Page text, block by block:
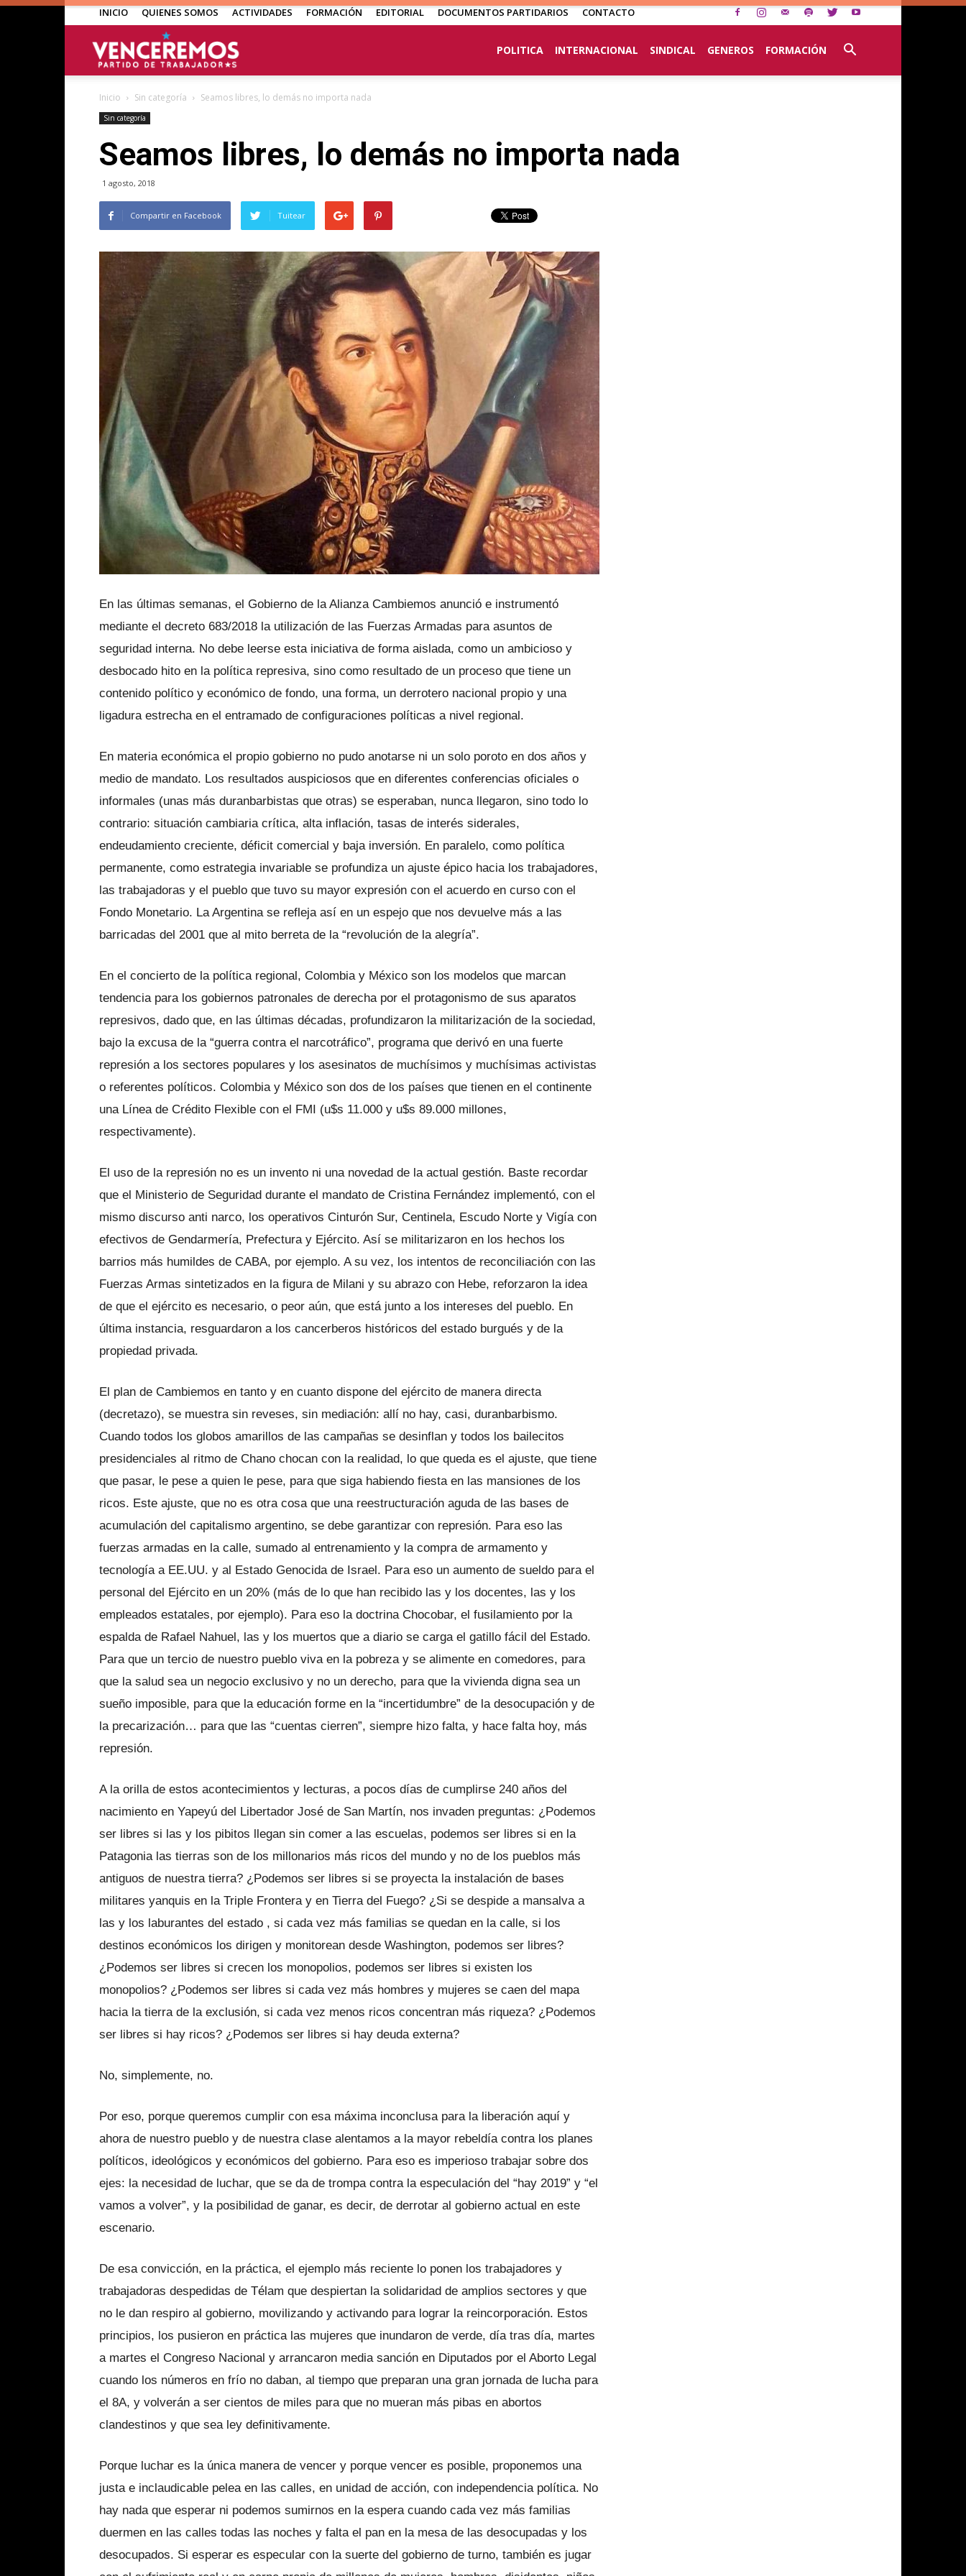
INICIO QUIENES SOMOS ACTIVIDADES FORMACIÓN EDITORIAL DOCUMENTOS PARTIDARIOS CONTACTO
POLITICA INTERNACIONAL SINDICAL GENEROS FORMACIÓN
Inicio Sin categoría Seamos libres, lo demás no importa nada
Sin categoría
Seamos libres, lo demás no importa nada
1 agosto, 2018
Compartir en Facebook Tuitear
En las últimas semanas, el Gobierno de la Alianza Cambiemos anunció e instrumentó
mediante el decreto 683/2018 la utilización de las Fuerzas Armadas para asuntos de
seguridad interna. No debe leerse esta iniciativa de forma aislada, como un ambicioso y
desbocado hito en la política represiva, sino como resultado de un proceso que tiene un
contenido político y económico de fondo, una forma, un derrotero nacional propio y una
ligadura estrecha en el entramado de configuraciones políticas a nivel regional.
En materia económica el propio gobierno no pudo anotarse ni un solo poroto en dos años y
medio de mandato. Los resultados auspiciosos que en diferentes conferencias oficiales o
informales (unas más duranbarbistas que otras) se esperaban, nunca llegaron, sino todo lo
contrario: situación cambiaria crítica, alta inflación, tasas de interés siderales,
endeudamiento creciente, déficit comercial y baja inversión. En paralelo, como política
permanente, como estrategia invariable se profundiza un ajuste épico hacia los trabajadores,
las trabajadoras y el pueblo que tuvo su mayor expresión con el acuerdo en curso con el
Fondo Monetario. La Argentina se refleja así en un espejo que nos devuelve más a las
barricadas del 2001 que al mito berreta de la “revolución de la alegría”.
En el concierto de la política regional, Colombia y México son los modelos que marcan
tendencia para los gobiernos patronales de derecha por el protagonismo de sus aparatos
represivos, dado que, en las últimas décadas, profundizaron la militarización de la sociedad,
bajo la excusa de la “guerra contra el narcotráfico”, programa que derivó en una fuerte
represión a los sectores populares y los asesinatos de muchísimos y muchísimas activistas
o referentes políticos. Colombia y México son dos de los países que tienen en el continente
una Línea de Crédito Flexible con el FMI (u$s 11.000 y u$s 89.000 millones,
respectivamente).
El uso de la represión no es un invento ni una novedad de la actual gestión. Baste recordar
que el Ministerio de Seguridad durante el mandato de Cristina Fernández implementó, con el
mismo discurso anti narco, los operativos Cinturón Sur, Centinela, Escudo Norte y Vigía con
efectivos de Gendarmería, Prefectura y Ejército. Así se militarizaron en los hechos los
barrios más humildes de CABA, por ejemplo. A su vez, los intentos de reconciliación con las
Fuerzas Armas sintetizados en la figura de Milani y su abrazo con Hebe, reforzaron la idea
de que el ejército es necesario, o peor aún, que está junto a los intereses del pueblo. En
última instancia, resguardaron a los cancerberos históricos del estado burgués y de la
propiedad privada.
El plan de Cambiemos en tanto y en cuanto dispone del ejército de manera directa
(decretazo), se muestra sin reveses, sin mediación: allí no hay, casi, duranbarbismo.
Cuando todos los globos amarillos de las campañas se desinflan y todos los bailecitos
presidenciales al ritmo de Chano chocan con la realidad, lo que queda es el ajuste, que tiene
que pasar, le pese a quien le pese, para que siga habiendo fiesta en las mansiones de los
ricos. Este ajuste, que no es otra cosa que una reestructuración aguda de las bases de
acumulación del capitalismo argentino, se debe garantizar con represión. Para eso las
fuerzas armadas en la calle, sumado al entrenamiento y la compra de armamento y
tecnología a EE.UU. y al Estado Genocida de Israel. Para eso un aumento de sueldo para el
personal del Ejército en un 20% (más de lo que han recibido las y los docentes, las y los
empleados estatales, por ejemplo). Para eso la doctrina Chocobar, el fusilamiento por la
espalda de Rafael Nahuel, las y los muertos que a diario se carga el gatillo fácil del Estado.
Para que un tercio de nuestro pueblo viva en la pobreza y se alimente en comedores, para
que la salud sea un negocio exclusivo y no un derecho, para que la vivienda digna sea un
sueño imposible, para que la educación forme en la “incertidumbre” de la desocupación y de
la precarización… para que las “cuentas cierren”, siempre hizo falta, y hace falta hoy, más
represión.
A la orilla de estos acontecimientos y lecturas, a pocos días de cumplirse 240 años del
nacimiento en Yapeyú del Libertador José de San Martín, nos invaden preguntas: ¿Podemos
ser libres si las y los pibitos llegan sin comer a las escuelas, podemos ser libres si en la
Patagonia las tierras son de los millonarios más ricos del mundo y no de los pueblos más
antiguos de nuestra tierra? ¿Podemos ser libres si se proyecta la instalación de bases
militares yanquis en la Triple Frontera y en Tierra del Fuego? ¿Si se despide a mansalva a
las y los laburantes del estado , si cada vez más familias se quedan en la calle, si los
destinos económicos los dirigen y monitorean desde Washington, podemos ser libres?
¿Podemos ser libres si crecen los monopolios, podemos ser libres si existen los
monopolios? ¿Podemos ser libres si cada vez más hombres y mujeres se caen del mapa
hacia la tierra de la exclusión, si cada vez menos ricos concentran más riqueza? ¿Podemos
ser libres si hay ricos? ¿Podemos ser libres si hay deuda externa?
No, simplemente, no.
Por eso, porque queremos cumplir con esa máxima inconclusa para la liberación aquí y
ahora de nuestro pueblo y de nuestra clase alentamos a la mayor rebeldía contra los planes
políticos, ideológicos y económicos del gobierno. Para eso es imperioso trabajar sobre dos
ejes: la necesidad de luchar, que se da de trompa contra la especulación del “hay 2019” y “el
vamos a volver”, y la posibilidad de ganar, es decir, de derrotar al gobierno actual en este
escenario.
De esa convicción, en la práctica, el ejemplo más reciente lo ponen los trabajadores y
trabajadoras despedidas de Télam que despiertan la solidaridad de amplios sectores y que
no le dan respiro al gobierno, movilizando y activando para lograr la reincorporación. Estos
principios, los pusieron en práctica las mujeres que inundaron de verde, día tras día, martes
a martes el Congreso Nacional y arrancaron media sanción en Diputados por el Aborto Legal
cuando los números en frío no daban, al tiempo que preparan una gran jornada de lucha para
el 8A, y volverán a ser cientos de miles para que no mueran más pibas en abortos
clandestinos y que sea ley definitivamente.
Porque luchar es la única manera de vencer y porque vencer es posible, proponemos una
justa e inclaudicable pelea en las calles, en unidad de acción, con independencia política. No
hay nada que esperar ni podemos sumirnos en la espera cuando cada vez más familias
duermen en las calles todas las noches y falta el pan en la mesa de las desocupadas y los
desocupados. Si esperar es especular con la suerte del gobierno de turno, también es jugar